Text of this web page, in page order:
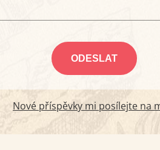
Nové příspěvky mi posílejte na